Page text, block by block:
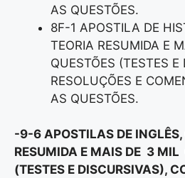
AS QUESTÕES.
8F-1 APOSTILA DE
TEORIA RESUMIDA E
QUESTÕES (TESTES
RESOLUÇÕES E
AS QUESTÕES.
-9-6 APOSTILAS DE
RESUMIDA E MAIS DE 3 MIL
(TESTES E DISCURSIVAS),